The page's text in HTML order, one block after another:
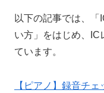
以下の記事では、
い方」をはじめ、IC
ています。
【ピアノ】録音チ